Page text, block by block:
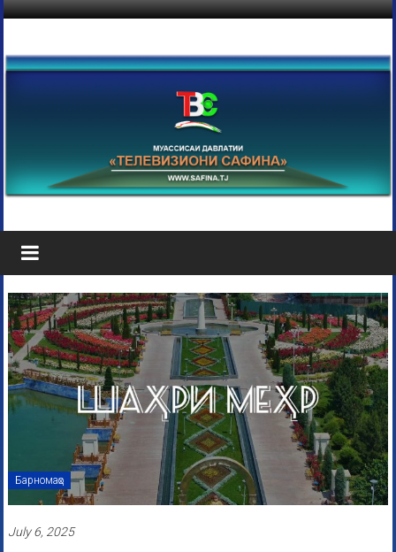
Барномаҳо
July 6, 2025